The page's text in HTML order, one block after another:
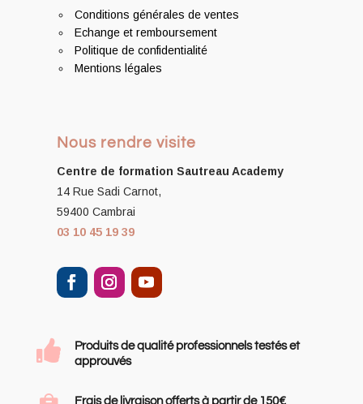
Conditions générales de ventes
Echange et remboursement
Politique de confidentialité
Mentions légales
Nous rendre visite
Centre de formation Sautreau Academy
14 Rue Sadi Carnot,
59400 Cambrai
03 10 45 19 39

Produits de qualité professionnels testés et
approuvés
Frais de livraison offerts à partir de 150€